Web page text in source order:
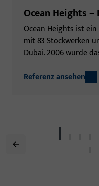
Ocean Heights –
Ocean Heights ist
mit 83 Stock­werken
Dubai. 2006 wurde
Referenz ansehen